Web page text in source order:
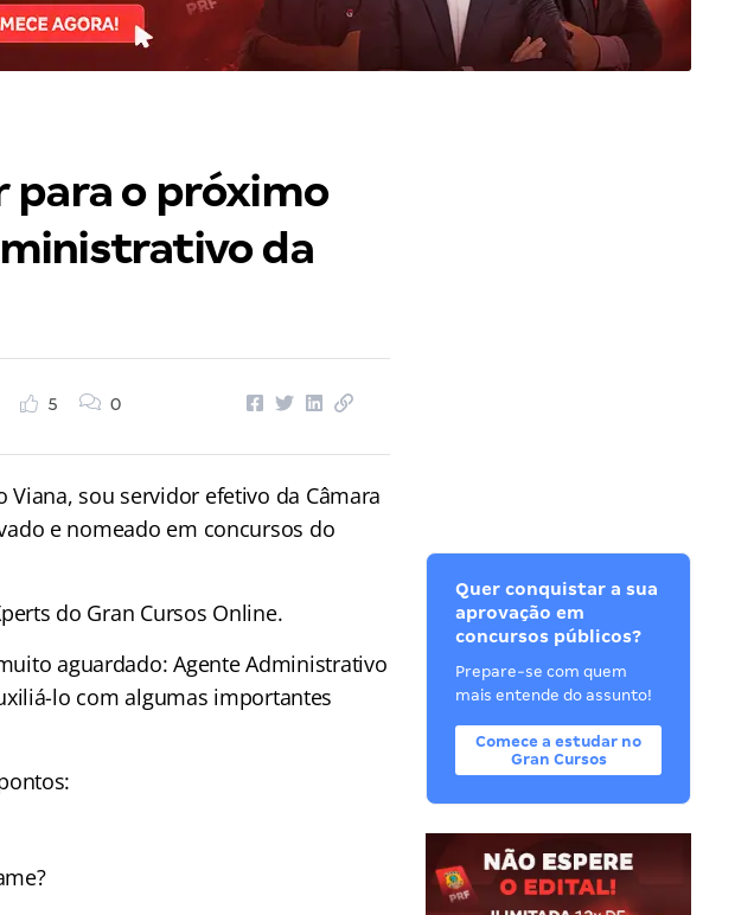
para o próximo
da
5 0
Viana, sou servidor efetivo da Câmara
e nomeado em concursos do
do Gran Cursos Online.
aguardado: Agente Administrativo
lo com algumas importantes
Quer conquistar a sua
aprovação em
concursos públicos?
Prepare-se com quem
mais entende do assunto!
Comece a estudar no
Gran Cursos